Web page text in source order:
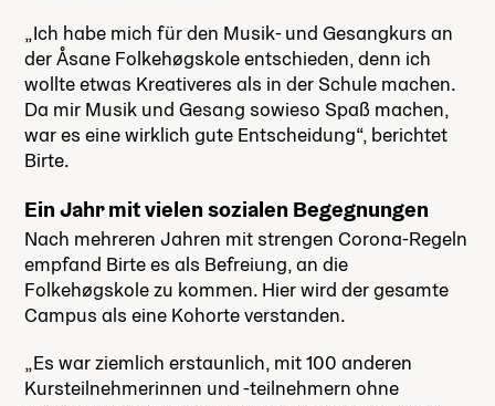
„Ich habe mich für den Musik- und Gesangkurs an
der Åsane Folkehøgskole entschieden, denn ich
wollte etwas Kreativeres als in der Schule machen.
Da mir Musik und Gesang sowieso Spaß machen,
war es eine wirklich gute Entscheidung“, berichtet
Birte.
Ein Jahr mit vielen sozialen Begegnungen
Nach mehreren Jahren mit strengen Corona-Regeln
empfand Birte es als Befreiung, an die
Folkehøgskole zu kommen. Hier wird der gesamte
Campus als eine Kohorte verstanden.
„Es war ziemlich erstaunlich, mit 100 anderen
Kursteilnehmerinnen und -teilnehmern ohne